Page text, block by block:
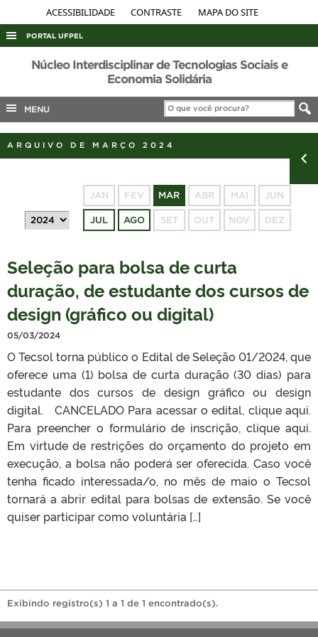
ACESSIBILIDADE CONTRASTE MAPA DO SITE
PORTAL UFPEL
ACESSO À INFORMAÇÃO
COBALTO
CONCURSOS
PORTARIAS
Núcleo Interdisciplinar de Tecnologias Sociais e
Economia Solidária
MENU
ARQUIVO DE MARÇO 2024
JAN FEV MAR ABR MAI JUN
JUL AGO SET OUT NOV DEZ
Seleção para bolsa de curta
duração, de estudante dos cursos de
design (gráfico ou digital)
05/03/2024
O Tecsol torna público o Edital de Seleção 01/2024, que
oferece uma (1) bolsa de curta duração (30 dias) para
estudante dos cursos de design gráfico ou design
digital. CANCELADO Para acessar o edital, clique aqui.
Para preencher o formulário de inscrição, clique aqui.
Em virtude de restrições do orçamento do projeto em
execução, a bolsa não poderá ser oferecida. Caso você
tenha ficado interessada/o, no mês de maio o Tecsol
tornará a abrir edital para bolsas de extensão. Se você
quiser participar como voluntária […]
Exibindo registro(s) 1 a 1 de 1 encontrado(s).